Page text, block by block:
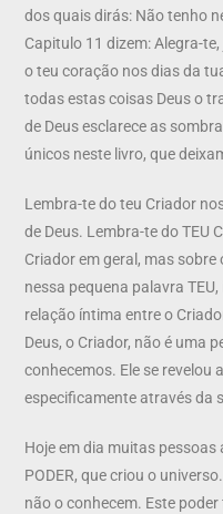
dos quais dirás: Não tenho
Capitulo 11 dizem: Alegra-
o teu coração nos dias da
todas estas coisas Deus o
de Deus esclarece as
únicos neste livro, que
Lembra-te do teu Criador
de Deus. Lembra-te do TEU
Criador em geral, mas
nessa pequena palavra
relação íntima entre o
Deus, o Criador, não é uma
conhecemos. Ele se revelou
especificamente através da
Hoje em dia muitas pessoas
PODER, que criou o
não o conhecem. Este